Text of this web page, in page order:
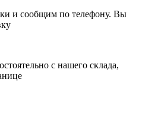
и сообщим по телефону. Вы
с нашего склада,